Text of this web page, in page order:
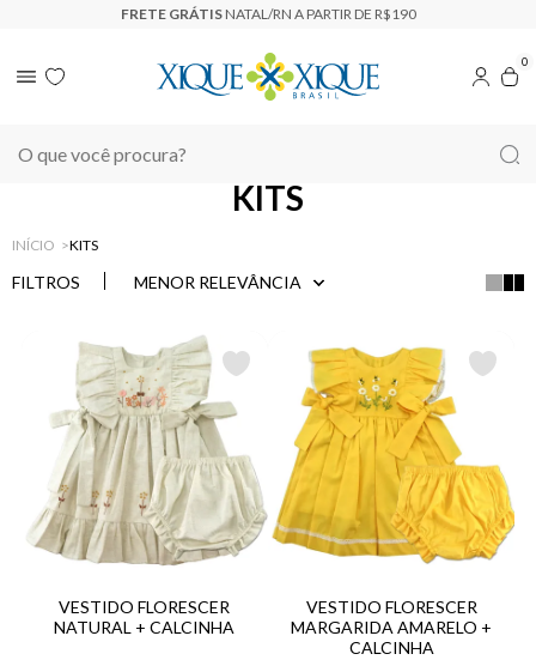
FRETE GRÁTIS NATAL/RN A PARTIR DE R$190
0
KITS
INÍCIO KITS
FILTROS MENOR RELEVÂNCIA
VESTIDO FLORESCER
NATURAL + CALCINHA
VESTIDO FLORESCER
MARGARIDA AMARELO +
CALCINHA